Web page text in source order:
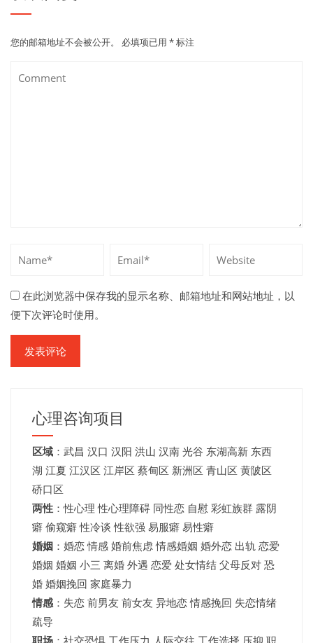
您的邮箱地址不会被公开。 必填项已用 *标注
在此浏览器中保存我的显示名称、邮箱地址和网站地址，以
便下次评论时使用。
心理咨询项目
区域 ： 武昌 汉口 汉阳 洪山 汉南 光谷 东湖高新 东西
湖 江夏 江汉区 江岸区 蔡甸区 新洲区 青山区 黄陂区
硚口区
两性 ：性心理 性心理障碍 同性恋 自慰 彩虹族群 露阴
癖 偷窥癖 性冷谈 性欲强 易服癖 易性癖
婚姻 ：婚恋 情感 婚前焦虑 情感婚姻 婚外恋 出轨 恋爱
婚姻 婚姻 小三 离婚 外遇 恋爱 处女情结 父母反对 恐
婚 婚姻挽回 家庭暴力
情感 ：失恋 前男友 前女友 异地恋 情感挽回 失恋情绪
疏导
职场 ：社交恐惧 工作压力 人际交往 工作选择 压抑 职